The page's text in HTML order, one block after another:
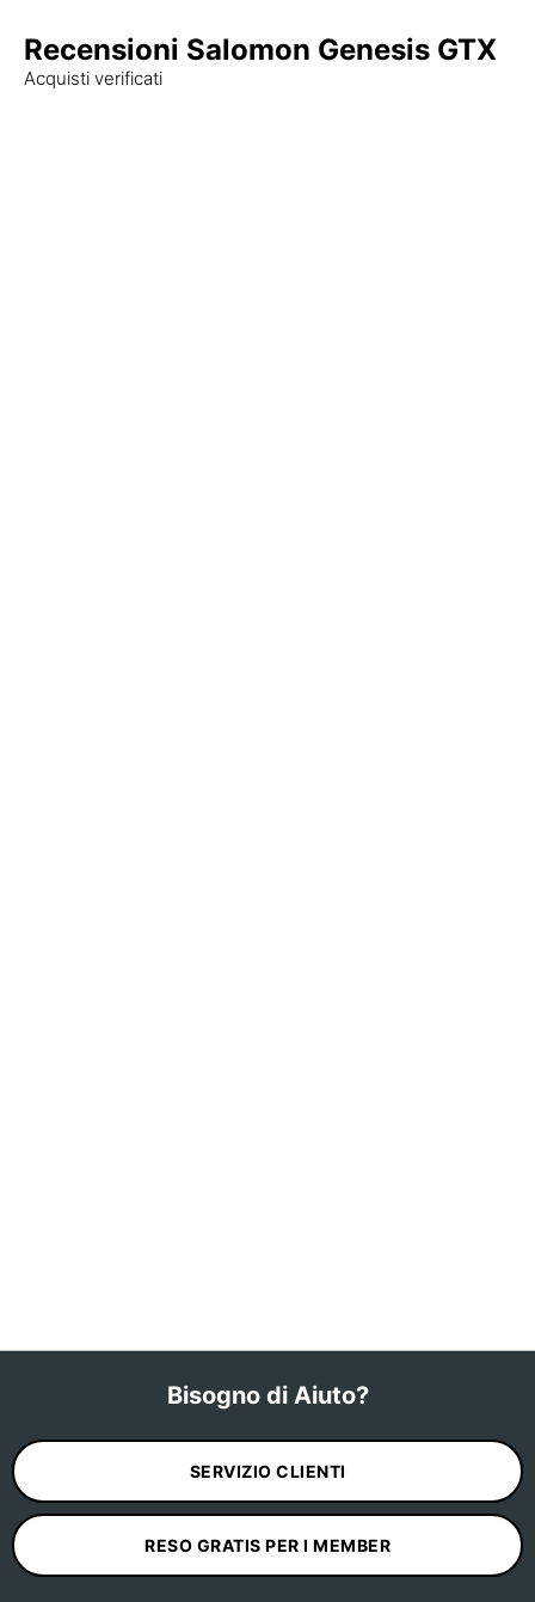
Recensioni Salomon Genesis GTX
Acquisti verificati
Bisogno di Aiuto?
SERVIZIO CLIENTI
RESO GRATIS PER I MEMBER